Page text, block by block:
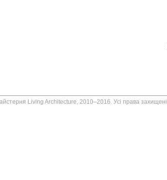
Living Architecture, 2010–2016. Усі права захищені